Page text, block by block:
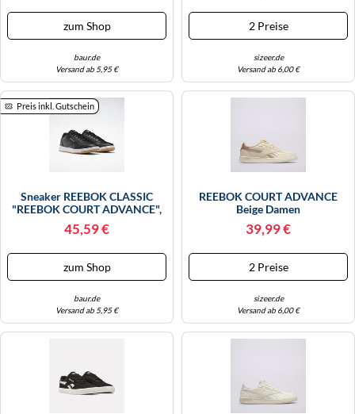
zum Shop
baur.de
Versand ab 5,95 €
2 Preise
sizeer.de
Versand ab 6,00 €
Preis inkl. Gutschein
Sneaker REEBOK CLASSIC
"REEBOK COURT ADVANCE",
Damen, Gr. 38,5, Schwarz,
Synthetik, Schuhe Sneaker
45,59 €
zum Shop
baur.de
Versand ab 5,95 €
REEBOK COURT ADVANCE
Beige Damen
39,99 €
2 Preise
sizeer.de
Versand ab 6,00 €